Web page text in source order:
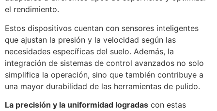
el rendimiento.
Estos dispositivos cuentan con sensores inteligentes
que ajustan la presión y la velocidad según las
necesidades específicas del suelo. Además, la
integración de sistemas de control avanzados no solo
simplifica la operación, sino que también contribuye a
una mayor durabilidad de las herramientas de pulido.
La precisión y la uniformidad logradas con estas